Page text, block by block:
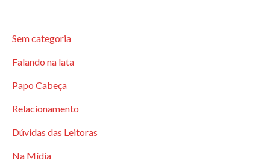
Sem categoria
Falando na lata
Papo Cabeça
Relacionamento
Dúvidas das Leitoras
Na Mídia